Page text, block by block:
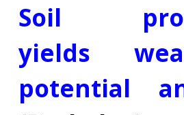
Soil
yields
potential